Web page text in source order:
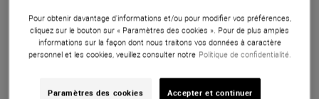
Pour obtenir davantage d'informations et/ou pour modifier vos préférences,
cliquez sur le bouton sur « Paramètres des cookies ». Pour de plus amples
informations sur la façon dont nous traitons vos données à caractère
personnel et les cookies, veuillez consulter notre Politique de confidentialité.
Paramètres des cookies Accepter et continuer